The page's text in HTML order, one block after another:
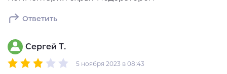
Ответить
Сергей Т.
5 ноября 2023 в 08:43